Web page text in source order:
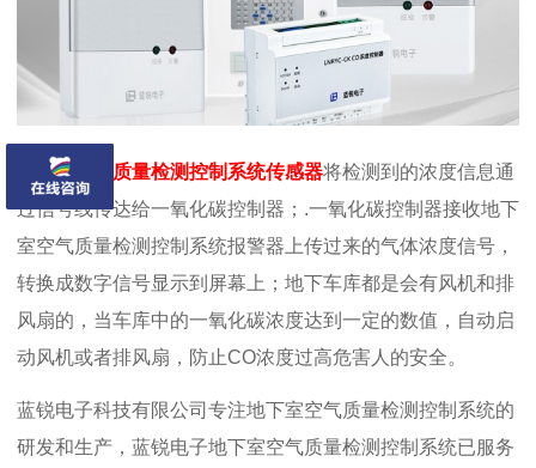
地下室空气质量检测控制系统传感器将检测到的浓度信息通
过信号线传达给一氧化碳控制器；.一氧化碳控制器接收地下
室空气质量检测控制系统报警器上传过来的气体浓度信号，
转换成数字信号显示到屏幕上；地下车库都是会有风机和排
风扇的，当车库中的一氧化碳浓度达到一定的数值，自动启
动风机或者排风扇，防止CO浓度过高危害人的安全。
蓝锐电子科技有限公司专注地下室空气质量检测控制系统的
研发和生产，蓝锐电子地下室空气质量检测控制系统已服务